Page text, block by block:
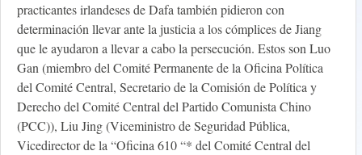
practicantes irlandeses de Dafa también pidieron con
determinación llevar ante la justicia a los cómplices de Jiang
que le ayudaron a llevar a cabo la persecución. Estos son Luo
Gan (miembro del Comité Permanente de la Oficina Política
del Comité Central, Secretario de la Comisión de Política y
Derecho del Comité Central del Partido Comunista Chino
(PCC)), Liu Jing (Viceministro de Seguridad Pública,
Vicedirector de la “Oficina 610 “* del Comité Central del